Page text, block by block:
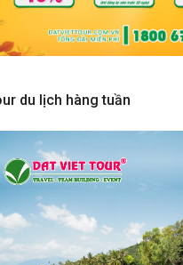
du lịch hàng tuần